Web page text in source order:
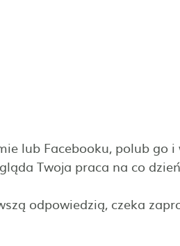
lub Facebooku, polub go
Twoja praca na co
odpowiedzią, czeka